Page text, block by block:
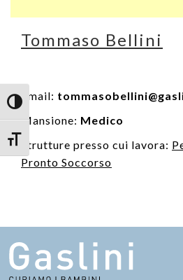
Attiva/disattiva alto contrasto
Attiva/disattiva dimensione testo
Tommaso Bellini
Email:
Mansione: Medico
Strutture presso cui lavora:
Pronto Soccorso